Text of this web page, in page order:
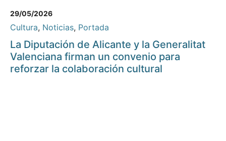
29/05/2026
Cultura, Noticias, Portada
La Diputación de Alicante y la Generalitat
Valenciana firman un convenio para
reforzar la colaboración cultural